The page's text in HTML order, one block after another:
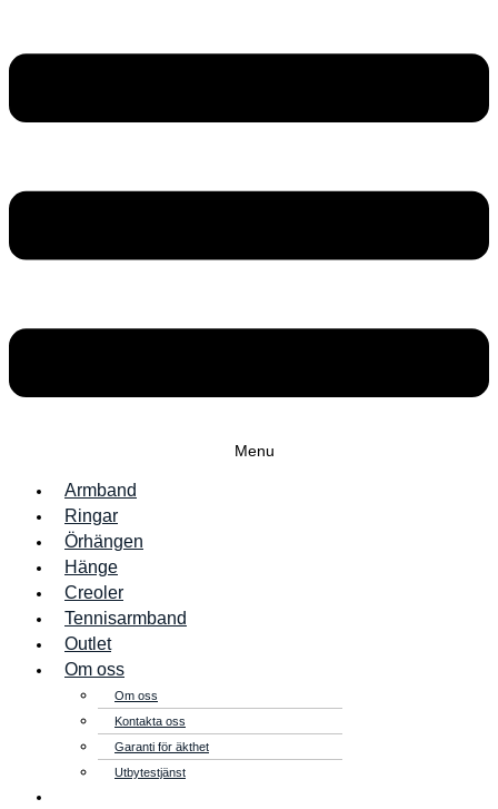
Menu
Armband
Ringar
Örhängen
Hänge
Creoler
Tennisarmband
Outlet
Om oss
Om oss
Kontakta oss
Garanti för äkthet
Utbytestjänst